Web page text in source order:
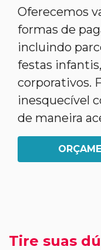
Oferecemos
formas de
incluindo
festas
corporativos.
inesquecível
de maneira
Tire suas